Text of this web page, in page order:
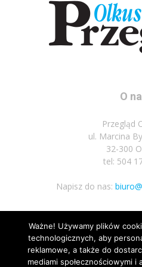
O
Przegląd
ul. Marcina
32-300
tel: 504
Napisz do nas:
Podążaj
Ważne! Używamy plików
technologicznych, aby
reklamowe, a także do
mediami społecznościowymi